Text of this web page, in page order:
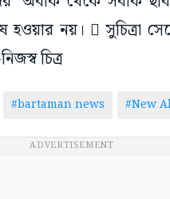
নয়।  সুচিত্রা
চিত্র
#bartaman news #New
ADVERTISEMENT